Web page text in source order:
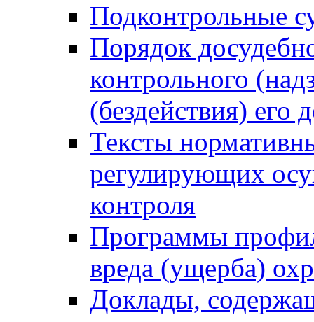
Подконтрольные
Порядок
контрольного
(бездействия)
Тексты
регулирующих
контроля
Программы
вреда (ущерба)
Доклады,